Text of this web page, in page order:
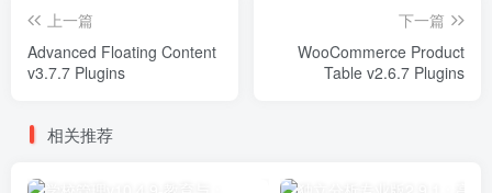
上一篇
Advanced Floating Content
v3.7.7 Plugins
下一篇
WooCommerce Product
Table v2.6.7 Plugins
相关推荐